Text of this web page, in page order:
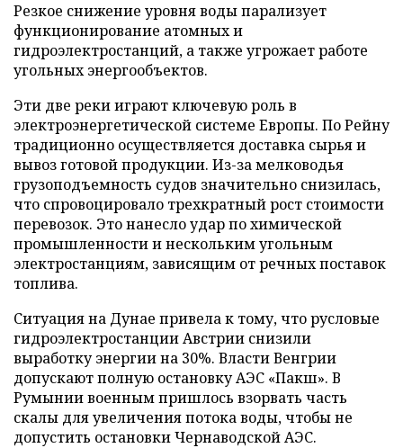
Резкое снижение уровня воды парализует
функционирование атомных и
гидроэлектростанций, а также угрожает работе
угольных энергообъектов.
Эти две реки играют ключевую роль в
электроэнергетической системе Европы. По Рейну
традиционно осуществляется доставка сырья и
вывоз готовой продукции. Из-за мелководья
грузоподъемность судов значительно снизилась,
что спровоцировало трехкратный рост стоимости
перевозок. Это нанесло удар по химической
промышленности и нескольким угольным
электростанциям, зависящим от речных поставок
топлива.
Ситуация на Дунае привела к тому, что русловые
гидроэлектростанции Австрии снизили
выработку энергии на 30%. Власти Венгрии
допускают полную остановку АЭС «Пакш». В
Румынии военным пришлось взорвать часть
скалы для увеличения потока воды, чтобы не
допустить остановки Чернаводской АЭС.